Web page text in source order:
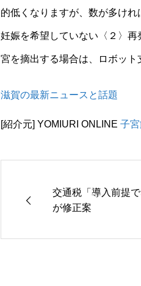
的低くなりますが、数が多けれ
妊娠を希望していない〈２〉
宮を摘出する場合は、ロボット
滋賀の最新ニュースと話題
[紹介元] YOMIURI ONLINE 子
交通税「導入前提
が修正案